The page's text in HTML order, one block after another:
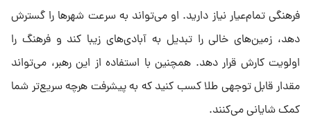
فرهنگی تمام‌عیار نیاز دارید. او می‌تواند به سرعت شهرها را گسترش
دهد، زمین‌های خالی را تبدیل به آبادی‌های زیبا کند و فرهنگ را
اولویت کارش قرار دهد. همچنین با استفاده از این رهبر، می‌تواند
مقدار قابل توجهی طلا کسب کنید که به پیشرفت هرچه سریع‌تر شما
کمک شایانی می‌کنند.